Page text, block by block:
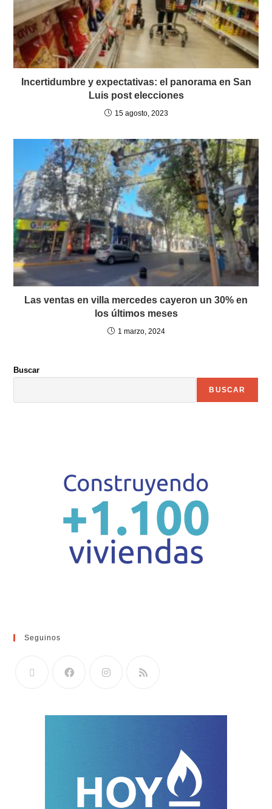
Incertidumbre y expectativas: el panorama en San
Luis post elecciones
15 agosto, 2023
Las ventas en villa mercedes cayeron un 30% en
los últimos meses
1 marzo, 2024
Buscar
BUSCAR
Seguinos